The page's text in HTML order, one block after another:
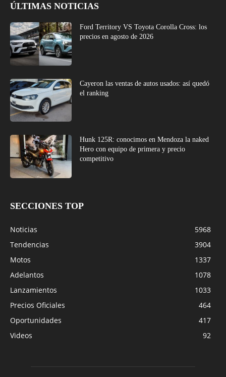
ÚLTIMAS NOTICIAS
Ford Territory VS Toyota Corolla Cross: los
precios en agosto de 2026
Cayeron las ventas de autos usados: así quedó
el ranking
Hunk 125R: conocimos en Mendoza la naked
Hero con equipo de primera y precio
competitivo
SECCIONES TOP
Noticias
5968
Tendencias
3904
Motos
1337
Adelantos
1078
Lanzamientos
1033
Precios Oficiales
464
Oportunidades
417
Videos
92